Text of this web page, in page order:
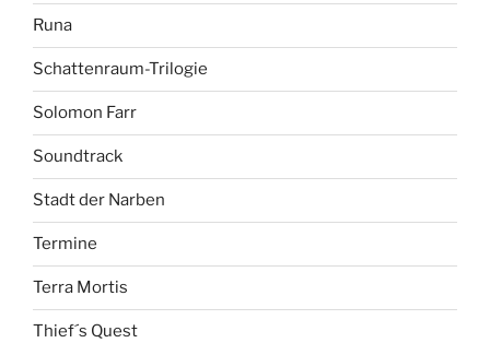
Runa
Schattenraum-Trilogie
Solomon Farr
Soundtrack
Stadt der Narben
Termine
Terra Mortis
Thief´s Quest